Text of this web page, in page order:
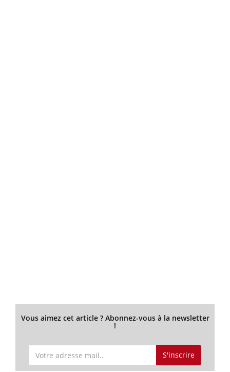
Vous aimez cet article ? Abonnez-vous à la newsletter
!
S'inscrire